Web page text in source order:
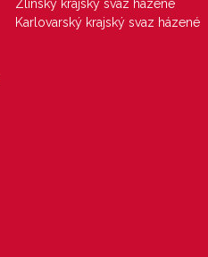
Zlínský krajský svaz házené
Karlovarský krajský svaz házené